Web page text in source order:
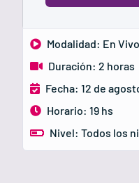
Modalidad: En Vivo
Duración: 2 horas
Fecha: 12 de
Horario: 19 hs
Nivel: Todos los